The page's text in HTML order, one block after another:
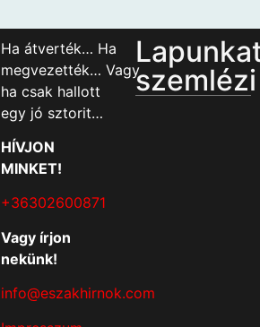
Ha átverték… Ha
megvezették… Vagy
ha csak hallott
egy jó sztorit…
HÍVJON
MINKET!
+36302600871
Vagy írjon
nekünk!
info@eszakhirnok.com
szemlézi